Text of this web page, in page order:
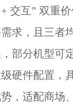
交互” 双重
求，且三者
部分机型可
硬件配置，
，适配商场